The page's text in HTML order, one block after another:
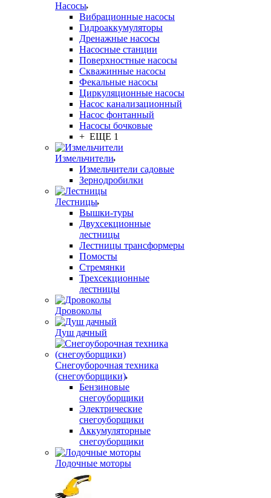
Насосы
Вибрационные насосы
Гидроаккумуляторы
Дренажные насосы
Насосные станции
Поверхностные насосы
Скважинные насосы
Фекальные насосы
Циркуляционные насосы
Насос канализационный
Насос фонтанный
Насосы бочковые
+ ЕЩЕ 1
Измельчители
Измельчители садовые
Зернодробилки
Лестницы
Вышки-туры
Двухсекционные
лестницы
Лестницы трансформеры
Помосты
Стремянки
Трехсекционные
лестницы
Дровоколы
Душ дачный
Снегоуборочная техника
(снегоуборщики)
Бензиновые
снегоуборщики
Электрические
снегоуборщики
Аккумуляторные
снегоуборщики
Лодочные моторы